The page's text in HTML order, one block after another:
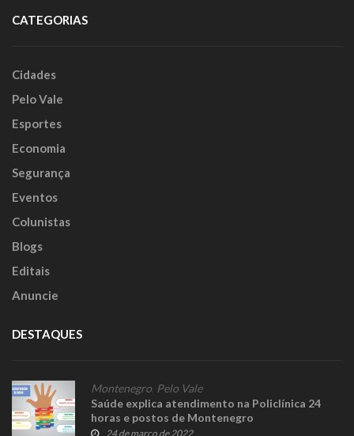
CATEGORIAS
Cidades
Pelo Vale
Esportes
Economia
Segurança
Eventos
Colunistas
Blogs
Editais
Anuncie
DESTAQUES
Montenegro Pelo Vale
Saúde explica atendimento na Policlínica 24
horas e postos de Montenegro
24 de março de 2022